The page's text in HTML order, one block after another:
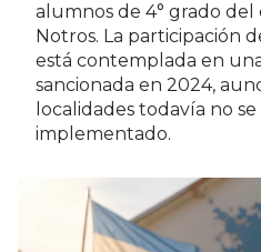
alumnos de 4° grado del
Notros. La participación
está contemplada en
sancionada en 2024,
localidades todavía no
implementado.